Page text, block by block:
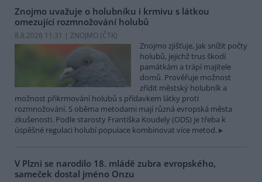
Znojmo uvažuje o holubníku i krmivu s látkou
omezující rozmnožování holubů
8.8.2026 11:31 | ZNOJMO (ČTK)
Znojmo zjišťuje, jak snížit počty
holubů, jejichž trus škodí
památkám a trápí majitele
domů. Prověřuje možnost
zřídit městský holubník a
možnost přikrmování holubů s přídavkem látky proti
rozmnožování. S oběma metodami mají různá evropská města
zkušenosti. Podle starosty Františka Koudely (ODS) je třeba k
úspěšné regulaci holubí populace kombinovat více metod.
V Plzni se narodilo 18. mládě zubra evropského,
sameček dostal jméno Onzu